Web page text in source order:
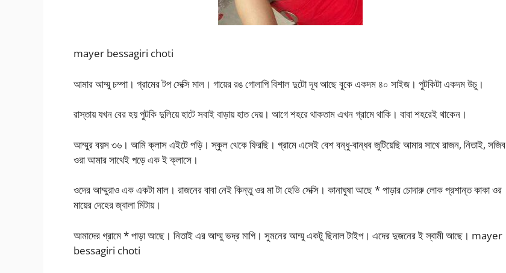
mayer bessagiri choti
আমার আম্মু চম্পা। গ্রামের টপ সেক্সি মাল। গায়ের রঙ গোলাপি বিশাল দুটো দূধ আছে বুকে একদম ৪০ সাইজ। পুটকিটা একদম উচু।
রাস্তায় যখন বের হয় পুটকি দুলিয়ে হাটে সবাই বাড়ায় হাত দেয়। আগে শহরে থাকতাম এখন গ্রামে থাকি। বাবা শহরেই থাকেন।
আম্মুর বয়স ৩৬। আমি ক্লাস এইটে পড়ি। স্কুল থেকে ফিরছি। গ্রামে এসেই বেশ বন্ধু-বান্ধব জুটিয়েছি আমার সাথে রাজন, নিতাই, সজিব
ওরা আমার সাথেই পড়ে এক ই ক্লাসে।
ওদের আম্মুরাও এক একটা মাল। রাজনের বাবা নেই কিন্তু ওর মা টা হেভি সেক্সি। কানাঘুষা আছে * পাড়ার চোদারু লোক প্রশান্ত কাকা ওর
মায়ের দেহের জ্বালা মিটায়।
আমাদের গ্রামে * পাড়া আছে। নিতাই এর আম্মু ভদ্র মাগি। সুমনের আম্মু একটু ছিনাল টাইপ। এদের দুজনের ই স্বামী আছে। mayer
bessagiri choti